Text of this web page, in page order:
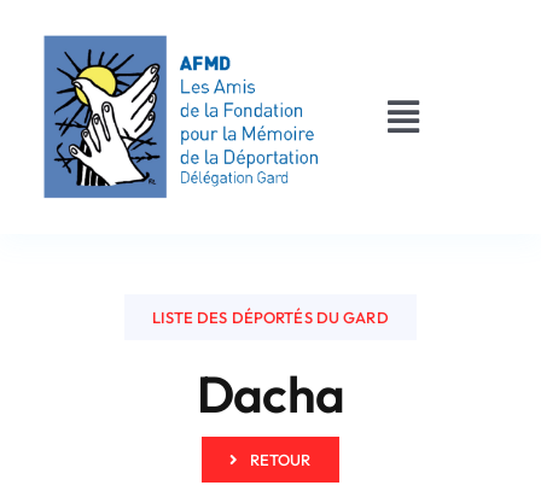
contenu
Toggle
AFMD 30
LISTE DES DÉPORTÉS DU GARD
Dacha
RETOUR